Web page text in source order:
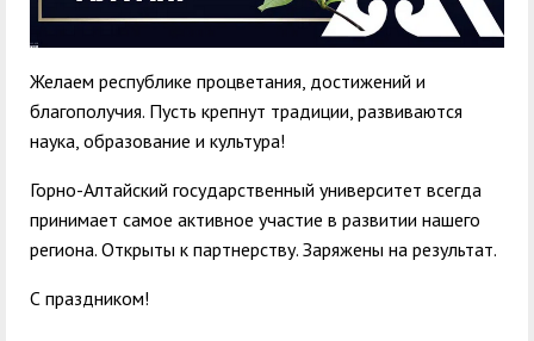
Желаем республике процветания, достижений и
благополучия. Пусть крепнут традиции, развиваются
наука, образование и культура!
Горно-Алтайский государственный университет всегда
принимает самое активное участие в развитии нашего
региона. Открыты к партнерству. Заряжены на результат.
С праздником!